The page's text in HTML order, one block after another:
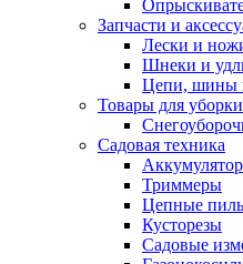
Запчасти и
Лески и
Шнеки и
Цепи, шины
Товары для уборки
Садовая техника
Триммеры
Цепные
Кусторезы
Садовые